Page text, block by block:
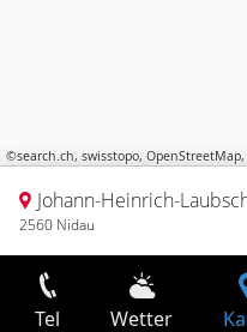
©search.ch, swisstopo, OpenStreetMap,
Johann-Heinrich-
2560 Nidau
Tel Wetter